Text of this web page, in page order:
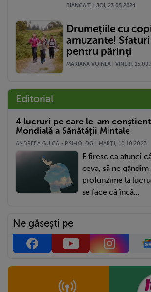
BIANCA T. | JOI, 23.05.2024
Drumețiile cu
amuzante!
pentru părinți
MARIANA VOINEA | VINERI,
Editorial
4 lucruri pe care le-am
Mondială a Sănătății Mintale
ANDREEA GUICĂ - PSIHOLOG | MARŢI, 10.10.2023
E firesc ca atunci
ceva, să ne gândim
profunzime la
se face că încă...
Ne găsești pe